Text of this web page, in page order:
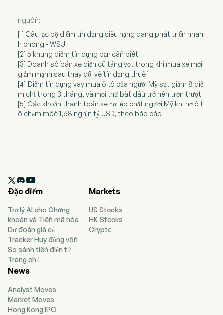
nguồn:
[1] Câu lạc bộ điểm tín dụng siêu hạng đang phát triển nhan
h chóng - WSJ
[2] 5 khung điểm tín dụng bạn cần biết
[3] Doanh số bán xe điện cũ tăng vọt trong khi mua xe mới
giảm mạnh sau thay đổi về tín dụng thuế
[4] Điểm tín dụng vay mua ô tô của người Mỹ sụt giảm 8 điể
m chỉ trong 3 tháng, và mọi thứ bắt đầu trở nên trơn trượt
[5] Các khoản thanh toán xe hơi ép chặt người Mỹ khi nợ ô t
ô chạm mốc 1,68 nghìn tỷ USD, theo báo cáo

Đặc điểm
Trợ lý AI cho Chứng
khoán và Tiền mã hóa
Dự đoán giá cả
Tracker Huy động vốn
So sánh tiền điện tử
Trang chủ
Markets
US Stocks
HK Stocks
Crypto
News
Analyst Moves
Market Moves
Hong Kong IPO